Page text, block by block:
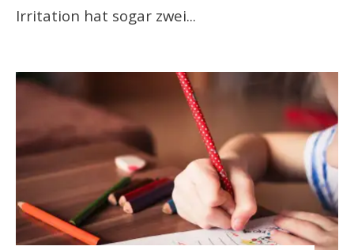
Irritation hat sogar zwei...